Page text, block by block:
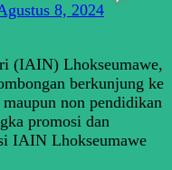
8, 2024
(IAIN) Lhokseumawe,
berkunjung ke
non pendidikan
promosi dan
IAIN Lhokseumawe